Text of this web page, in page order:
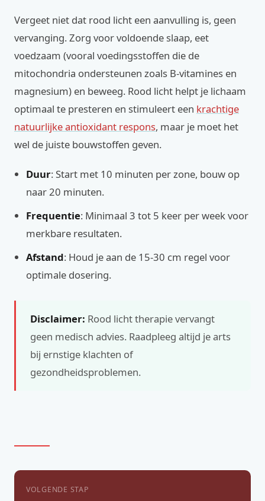
Vergeet niet dat rood licht een aanvulling is, geen
vervanging. Zorg voor voldoende slaap, eet
voedzaam (vooral voedingsstoffen die de
mitochondria ondersteunen zoals B-vitamines en
magnesium) en beweeg. Rood licht helpt je lichaam
optimaal te presteren en stimuleert een krachtige
natuurlijke antioxidant respons, maar je moet het
wel de juiste bouwstoffen geven.
Duur: Start met 10 minuten per zone, bouw op
naar 20 minuten.
Frequentie: Minimaal 3 tot 5 keer per week voor
merkbare resultaten.
Afstand: Houd je aan de 15-30 cm regel voor
optimale dosering.
Disclaimer: Rood licht therapie vervangt
geen medisch advies. Raadpleeg altijd je arts
bij ernstige klachten of
gezondheidsproblemen.
VOLGENDE STAP